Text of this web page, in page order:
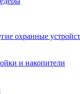
охранные
и накопители